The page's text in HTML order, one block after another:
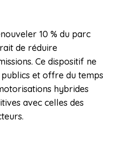
10 % du parc
de réduire
Ce dispositif ne
et offre du temps
hybrides
avec celles des